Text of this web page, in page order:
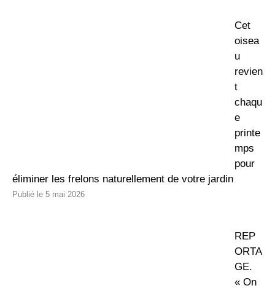
Cet
oisea
u
revien
t
chaqu
e
printe
mps
pour
éliminer les frelons naturellement de votre jardin
5 mai 2026
REP
ORTA
GE.
« On